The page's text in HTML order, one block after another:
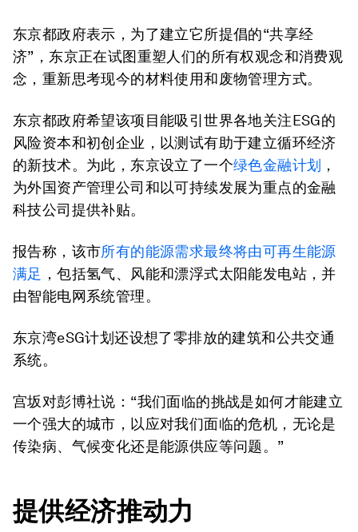
东京都政府表示，为了建立它所提倡的“共享经
济”，东京正在试图重塑人们的所有权观念和消费观
念，重新思考现今的材料使用和废物管理方式。
东京都政府希望该项目能吸引世界各地关注ESG的
风险资本和初创企业，以测试有助于建立循环经济
的新技术。为此，东京设立了一个绿色金融计划 ，
为外国资产管理公司和以可持续发展为重点的金融
科技公司提供补贴。
报告称，该市所有的能源需求最终将由可再生能源
满足 ，包括氢气、风能和漂浮式太阳能发电站，并
由智能电网系统管理。
东京湾eSG计划还设想了零排放的建筑和公共交通
系统。
宫坂对彭博社说：“我们面临的挑战是如何才能建立
一个强大的城市，以应对我们面临的危机，无论是
传染病、气候变化还是能源供应等问题。”
提供经济推动力